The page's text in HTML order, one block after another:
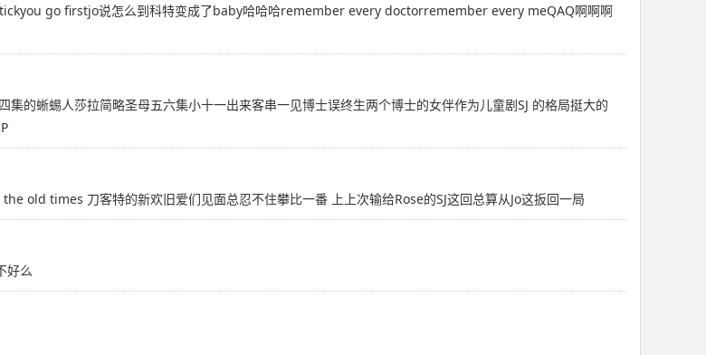
go firstjo说怎么到科特变成了baby哈哈哈remember every doctorremember every meQAQ啊啊啊
的蜥蜴人莎拉简略圣母五六集小十一出来客串一见博士误终生两个博士的女伴作为儿童剧SJ 的格局挺大的
old times 刀客特的新欢旧爱们见面总忍不住攀比一番 上上次输给Rose的SJ这回总算从Jo这扳回一局
好么